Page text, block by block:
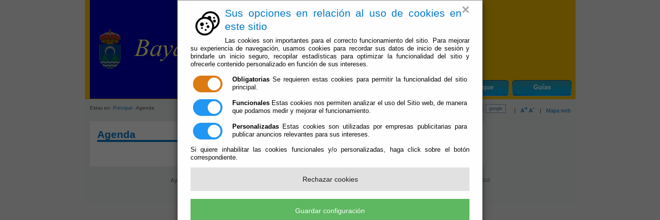
×
Sus opciones en relación al uso de cookies en
este sitio
Las cookies son importantes para el correcto funcionamiento del sitio. Para mejorar
su experiencia de navegación, usamos cookies para recordar sus datos de inicio de sesión y
brindarle un inicio seguro, recopilar estadísticas para optimizar la funcionalidad del sitio y
ofrecerle contenido personalizado en función de sus intereses.
Obligatorias Se requieren estas cookies para permitir la funcionalidad del sitio
principal.
Funcionales Estas cookies nos permiten analizar el uso del Sitio web, de manera
que podamos medir y mejorar el funcionamiento.
Personalizadas Estas cookies son utilizadas por empresas publicitarias para
publicar anuncios relevantes para sus intereses.
Si quiere inhabilitar las cookies funcionales y/o personalizadas, haga click sobre el botón
correspondiente.
Rechazar cookies
Guardar configuración
Bayarque Guías
Estas en: Principal- Agenda | A+ A- | Mapa web
Agenda
Ayuntamiento de Bayarque (CIF: P-0402100-B)
- Plaza/ Benigno Asensio, 6 - 04888 Bayarque (Almería) - Teléf. y Fax: 950.420.458